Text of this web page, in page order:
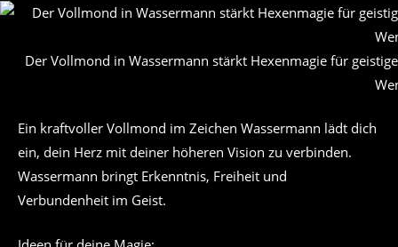
Der Vollmond in Wassermann stärkt Hexenmagie für
Ein kraftvoller Vollmond im Zeichen Wassermann lädt dich
ein, dein Herz mit deiner höheren Vision zu verbinden.
Wassermann bringt Erkenntnis, Freiheit und
Verbundenheit im Geist.